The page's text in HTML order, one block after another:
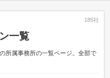
185社
一覧
所属事務所の一覧ページ。全部で